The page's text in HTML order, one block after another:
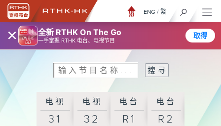
× 全新 RTHK On The Go
一手掌握 RTHK 电台、电视节目
取得
ENG / 繁
电视
31
电视
32
电台
R1
电台
R2